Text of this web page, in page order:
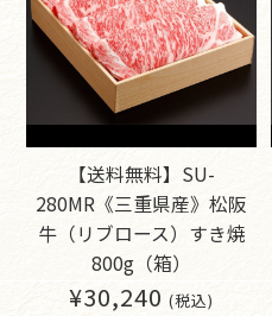
【送料無料】SU-
280MR《三重県産》松阪
牛（リブロース）すき焼
800g（箱）
¥30,240 (税込)